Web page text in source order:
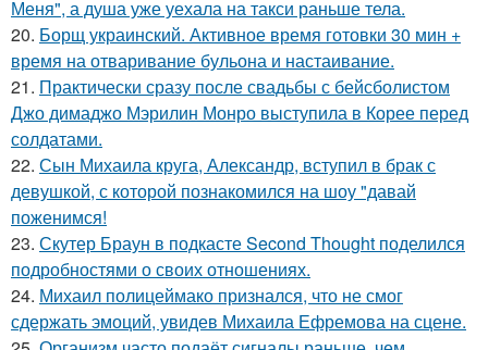
Меня", а душа уже уехала на такси раньше тела.
20. Борщ украинский. Активное время готовки 30 мин +
время на отваривание бульона и настаивание.
21. Практически сразу после свадьбы с бейсболистом
Джо димаджо Мэрилин Монро выступила в Корее перед
солдатами.
22. Сын Михаила круга, Александр, вступил в брак с
девушкой, с которой познакомился на шоу "давай
поженимся!
23. Скутер Браун в подкасте Second Thought поделился
подробностями о своих отношениях.
24. Михаил полицеймако признался, что не смог
сдержать эмоций, увидев Михаила Ефремова на сцене.